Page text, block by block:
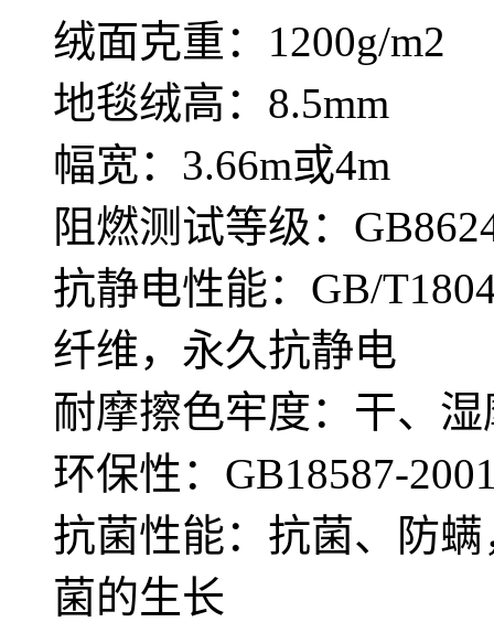
绒面克重：1200g/m2
地毯绒高：8.5mm
幅宽：3.66m或4m
阻燃测试等级：
抗静电性能：GB/
纤维，永久抗静电
耐摩擦色牢度：干、
环保性：GB18587-
抗菌性能：抗菌、防
菌的生长